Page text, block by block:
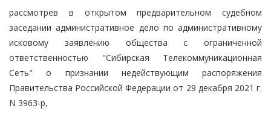
рассмотрев в открытом предварительном судебном
заседании административное дело по административному
исковому заявлению общества с ограниченной
ответственностью "Сибирская Телекоммуникационная
Сеть" о признании недействующим распоряжения
Правительства Российской Федерации от 29 декабря 2021 г.
N 3963-р,